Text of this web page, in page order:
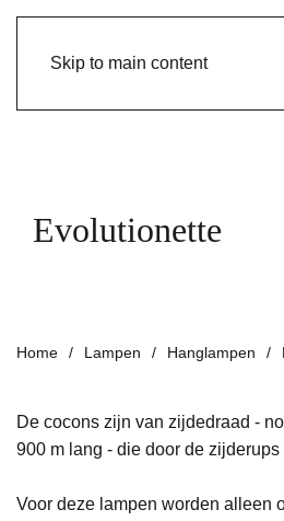
Skip to main content
Evolutionette
Home Lampen Hanglampen
De cocons zijn van zijdedraad -
900 m lang - die door de
Voor deze lampen worden alleen